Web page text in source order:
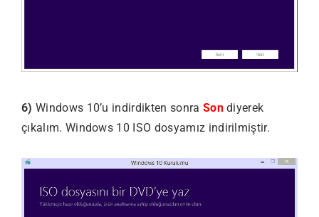
6) Windows 10’u indirdikten sonra Sondiyerek
çıkalım. Windows 10 ISO dosyamız indirilmiştir.